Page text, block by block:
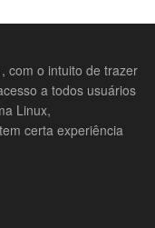
com o intuito de trazer
a todos usuários
Linux,
certa experiência